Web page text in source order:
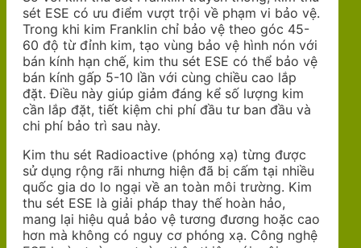
sét ESE có ưu điểm vượt trội về phạm vi bảo vệ.
Trong khi kim Franklin chỉ bảo vệ theo góc 45-
60 độ từ đỉnh kim, tạo vùng bảo vệ hình nón với
bán kính hạn chế, kim thu sét ESE có thể bảo vệ
bán kính gấp 5-10 lần với cùng chiều cao lắp
đặt. Điều này giúp giảm đáng kể số lượng kim
cần lắp đặt, tiết kiệm chi phí đầu tư ban đầu và
chi phí bảo trì sau này.
Kim thu sét Radioactive (phóng xạ) từng được
sử dụng rộng rãi nhưng hiện đã bị cấm tại nhiều
quốc gia do lo ngại về an toàn môi trường. Kim
thu sét ESE là giải pháp thay thế hoàn hảo,
mang lại hiệu quả bảo vệ tương đương hoặc cao
hơn mà không có nguy cơ phóng xạ. Công nghệ